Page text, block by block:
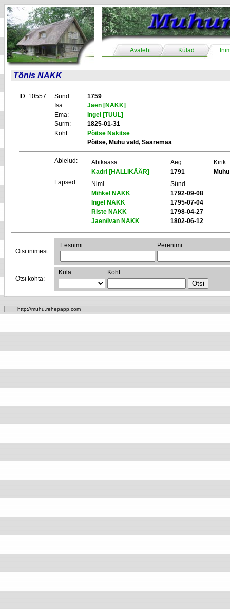
Avaleht Külad
Tõnis NAKK
ID: 10557 Sünd:
1759
Isa:
Jaen [NAKK]
Ema:
Ingel [TUUL]
Surm:
1825-01-31
Koht:
Põitse Nakitse
Põitse, Muhu vald, Saaremaa
Abielud: Abikaasa Aeg
Kirik
Kadri [HALLIKÄÄR]
1791
Muhu
Lapsed:
Nimi
Sünd
Mihkel NAKK
1792-09-08
Ingel NAKK
1795-07-04
Riste NAKK
1798-04-27
Jaen/Ivan NAKK
1802-06-12
Otsi inimest:
Eesnimi Perenimi
Otsi kohta:
Küla Koht
http://muhu.rehepapp.com